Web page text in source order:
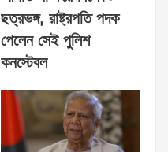
ছত্রভঙ্গ, রাষ্ট্রপতি পদক
পেলেন সেই পুলিশ
কনস্টেবল